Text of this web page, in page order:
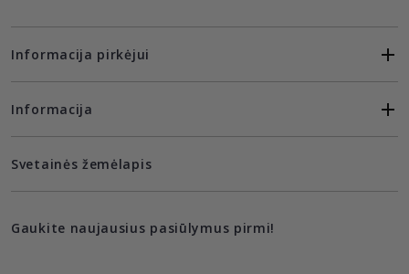
Informacija pirkėjui
Informacija
Svetainės žemėlapis
Gaukite naujausius pasiūlymus pirmi!